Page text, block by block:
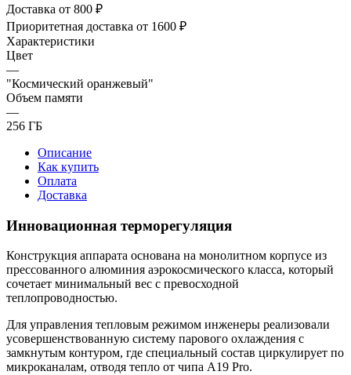
Доставка от 800 ₽
Приоритетная доставка от 1600 ₽
Характеристики
Цвет
—
"Космический оранжевый"
Объем памяти
—
256 ГБ
Описание
Как купить
Оплата
Доставка
Инновационная терморегуляция
Конструкция аппарата основана на монолитном корпусе из
прессованного алюминия аэрокосмического класса, который
сочетает минимальный вес с превосходной
теплопроводностью.
Для управления тепловым режимом инженеры реализовали
усовершенствованную систему парового охлаждения с
замкнутым контуром, где специальный состав циркулирует по
микроканалам, отводя тепло от чипа A19 Pro.